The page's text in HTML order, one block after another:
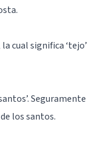
cual significa ‘tejo’
Seguramente
los santos.